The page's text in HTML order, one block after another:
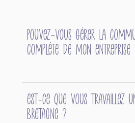
Pouvez-vous gérer la
complète de mon entreprise
Est-ce que vous travaillez
Bretagne ?